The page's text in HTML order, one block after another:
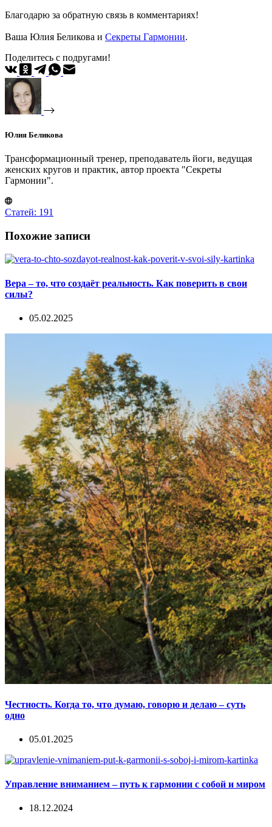
Благодарю за обратную связь в комментариях!
Ваша Юлия Беликова и Секреты Гармонии.
Поделитесь с подругами!
Юлия Беликова
Трансформационный тренер, преподаватель йоги, ведущая
женских кругов и практик, автор проекта "Секреты
Гармонии".
Статей: 191
Похожие записи
Вера – то, что создаёт реальность. Как поверить в свои
силы?
05.02.2025
Честность. Когда то, что думаю, говорю и делаю – суть
одно
05.01.2025
Управление вниманием – путь к гармонии с собой и миром
18.12.2024